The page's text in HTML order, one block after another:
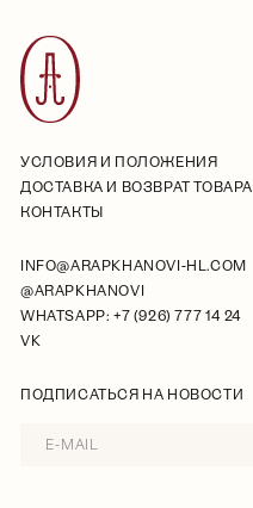
УСЛОВИЯ И ПОЛОЖЕНИЯ
ДОСТАВКА И ВОЗВРАТ ТОВАРА
КОНТАКТЫ
INFO@ARAPKHANOVI-HL.COM
@ARAPKHANOVI
WHATSAPP: +7 (926) 777 14 24
VK
ПОДПИСАТЬСЯ НА НОВОСТИ